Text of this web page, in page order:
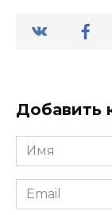
Добавить
Имя
*
Email
*